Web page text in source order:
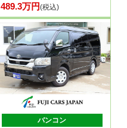
489.3万円(税込)
バンコン